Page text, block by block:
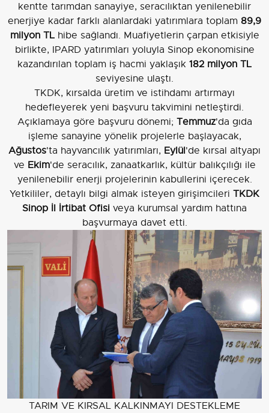
kentte tarımdan sanayiye, seracılıktan yenilenebilir
enerjiye kadar farklı alanlardaki yatırımlara toplam 89,9
milyon TLhibe sağlandı. Muafiyetlerin çarpan etkisiyle
birlikte, IPARD yatırımları yoluyla Sinop ekonomisine
kazandırılan toplam iş hacmi yaklaşık 182 milyon TL
seviyesine ulaştı.
TKDK, kırsalda üretim ve istihdamı artırmayı
hedefleyerek yeni başvuru takvimini netleştirdi.
Açıklamaya göre başvuru dönemi; Temmuz'da gıda
işleme sanayine yönelik projelerle başlayacak,
Ağustos'ta hayvancılık yatırımları, Eylül'de kırsal altyapı
ve Ekim'de seracılık, zanaatkarlık, kültür balıkçılığı ile
yenilenebilir enerji projelerinin kabullerini içerecek.
Yetkililer, detaylı bilgi almak isteyen girişimcileri TKDK
Sinop İl İrtibat Ofisi veya kurumsal yardım hattına
başvurmaya davet etti.
TARIM VE KIRSAL KALKINMAYI DESTEKLEME